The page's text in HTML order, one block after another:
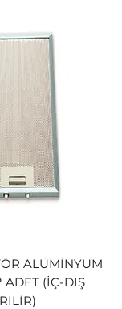
ALÜMİNYUM
ADET (İÇ-DIŞ